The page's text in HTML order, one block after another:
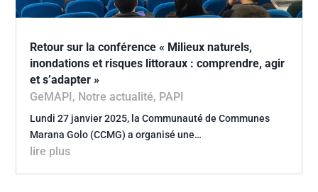
Retour sur la conférence « Milieux naturels,
inondations et risques littoraux : comprendre, agir
et s’adapter »
GeMAPI , Notre actualité, PAPI
Lundi 27 janvier 2025, la Communauté de Communes
Marana Golo (CCMG) a organisé une…
lire plus